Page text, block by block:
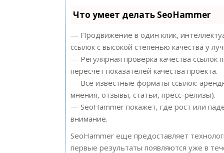
Что умеет делать SeoHammer
— Продвижение в один клик,
ссылок с высокой степенью качества у
— Регулярная проверка качества
пересчет показателей качества проекта.
— Все известные форматы ссылок:
мнения, отзывы, статьи, пресс-релизы).
— SeoHammer покажет, где рост или
внимание.
SeoHammer еще предоставляет
первые результаты появляются уже в